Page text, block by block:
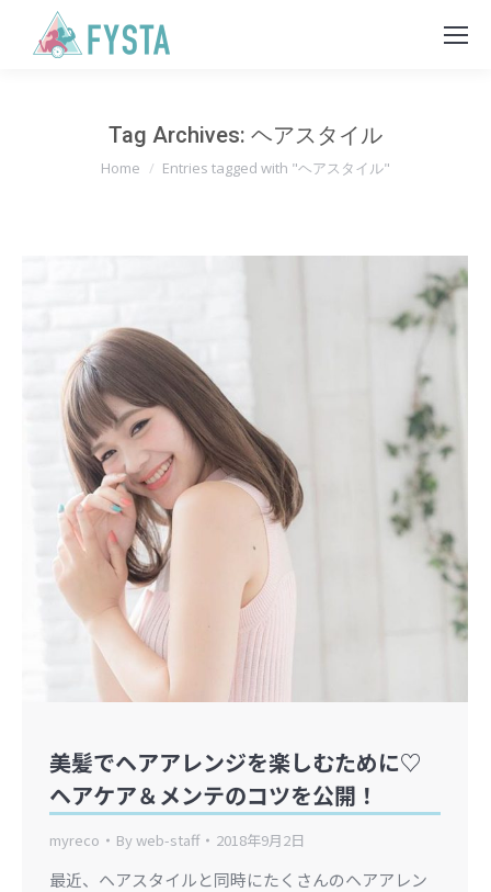
Tag Archives: ヘアスタイル
You are here:
Home Entries tagged with "ヘアスタイル"
美髪でヘアアレンジを楽しむために♡
ヘアケア＆メンテのコツを公開！
myreco Byweb-staff 2018年9月2日
最近、ヘアスタイルと同時にたくさんのヘアアレン